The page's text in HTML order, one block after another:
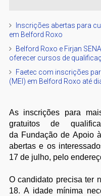
Inscrições abertas para
em Belford Roxo
Belford Roxo e Firjan
oferecer cursos de
Faetec com inscrições
(MEI) em Belford Roxo até
As inscrições para
gratuitos de
da Fundação de Apoio
abertas e os
17 de julho, pelo
O candidato precisa ter
18. A idade mínima